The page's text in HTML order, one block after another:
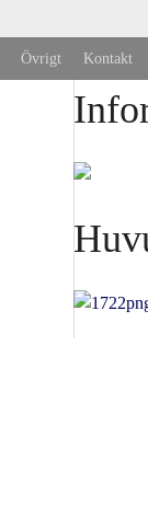
Övrigt Kontakt